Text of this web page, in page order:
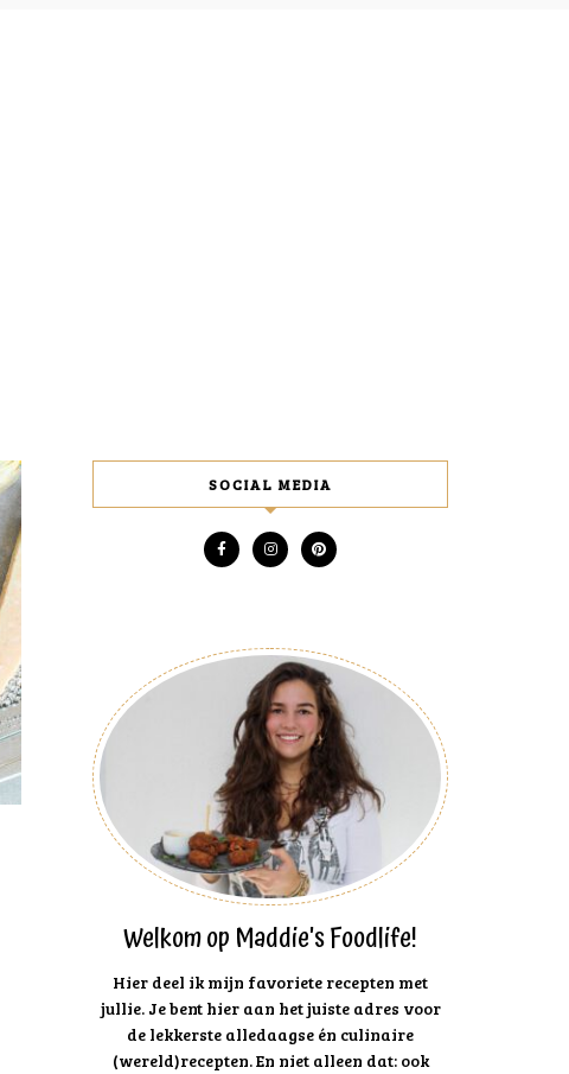
SOCIAL MEDIA
Welkom op Maddie's Foodlife!
Hier deel ik mijn favoriete recepten met
jullie. Je bent hier aan het juiste adres voor
de lekkerste alledaagse én culinaire
(wereld)recepten. En niet alleen dat: ook